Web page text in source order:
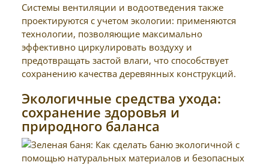
Системы вентиляции и водоотведения также
проектируются с учетом экологии: применяются
технологии, позволяющие максимально
эффективно циркулировать воздуху и
предотвращать застой влаги, что способствует
сохранению качества деревянных конструкций.
Экологичные средства ухода:
сохранение здоровья и
природного баланса